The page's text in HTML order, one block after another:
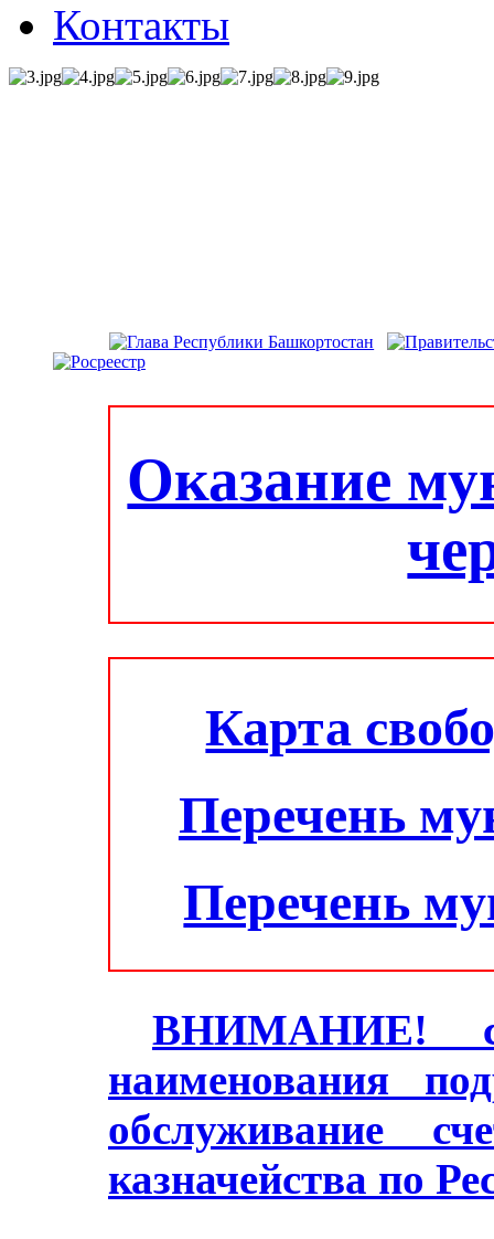
Контакты
Оказание
Карта
Перечень
Перечень
ВНИМАНИЕ! с
наименования
обслуживание
казначейства по